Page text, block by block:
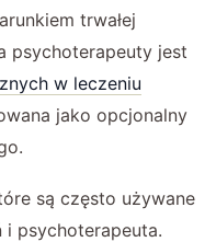
trwałej
psychoterapeuty jest
w leczeniu
jako opcjonalny
są często używane
i psychoterapeuta.